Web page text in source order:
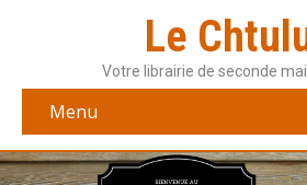
Le
Votre librairie de seconde
Menu